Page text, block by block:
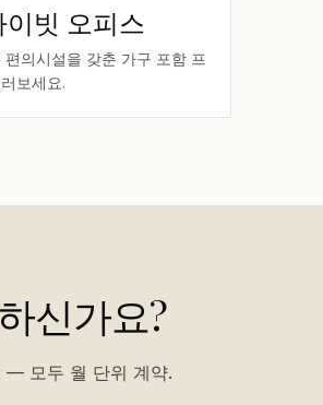
빗 오피스
의시설을 갖춘 가구 포함 프
보세요.
신가요?
— 모두 월 단위 계약.